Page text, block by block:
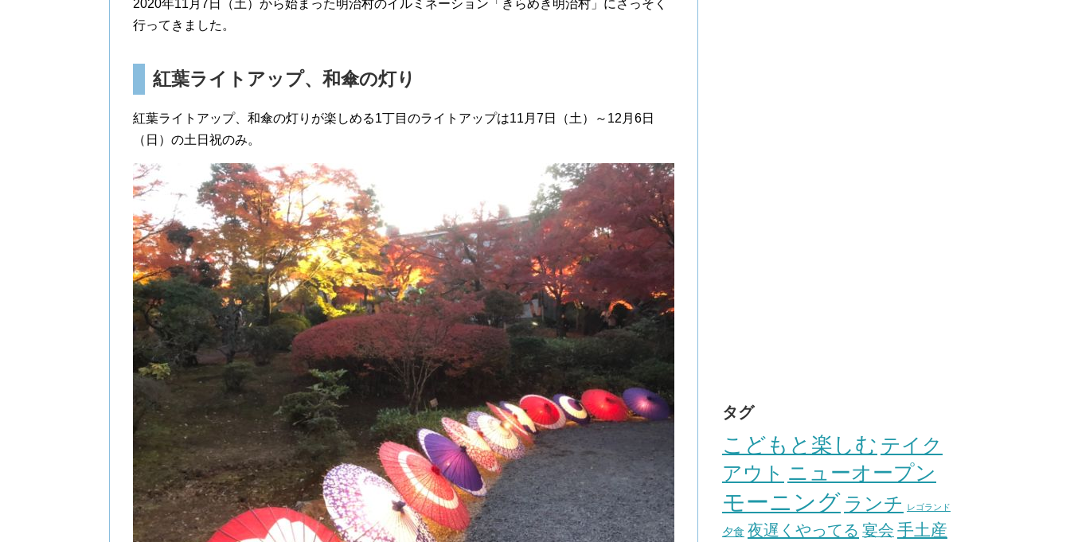
2020年11月7日（土）から始まった明治村のイルミネーション「きらめき明治村」にさっそく
行ってきました。
紅葉ライトアップ、和傘の灯り
紅葉ライトアップ、和傘の灯りが楽しめる1丁目のライトアップは11月7日（土）～12月6日
（日）の土日祝のみ。
タグ
こどもと楽しむ テイク
アウト ニューオープン
モーニング ランチ レゴランド
夕食 夜遅くやってる 宴会 手土産